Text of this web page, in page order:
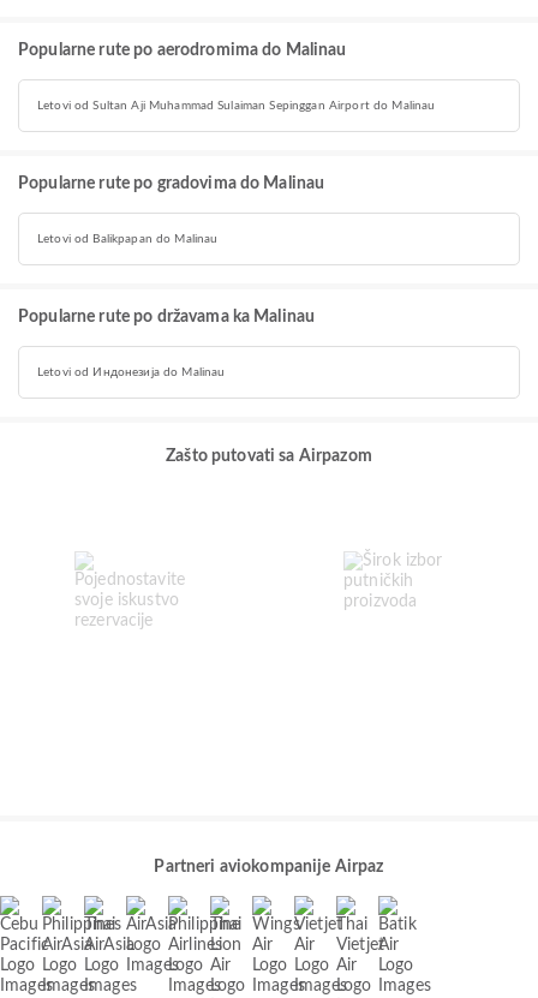
Popularne rute po aerodromima do Malinau
Letovi od Sultan Aji Muhammad Sulaiman Sepinggan Airport do Malinau
Popularne rute po gradovima do Malinau
Letovi od Balikpapan do Malinau
Popularne rute po državama ka Malinau
Letovi od Индонезија do Malinau
Zašto putovati sa Airpazom
Partneri aviokompanije Airpaz